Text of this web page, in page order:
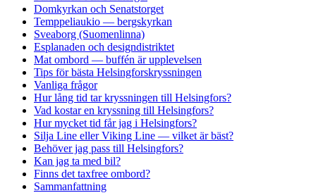
Domkyrkan och Senatstorget
Temppeliaukio — bergskyrkan
Sveaborg (Suomenlinna)
Esplanaden och designdistriktet
Mat ombord — buffén är upplevelsen
Tips för bästa Helsingforskryssningen
Vanliga frågor
Hur lång tid tar kryssningen till Helsingfors?
Vad kostar en kryssning till Helsingfors?
Hur mycket tid får jag i Helsingfors?
Silja Line eller Viking Line — vilket är bäst?
Behöver jag pass till Helsingfors?
Kan jag ta med bil?
Finns det taxfree ombord?
Sammanfattning